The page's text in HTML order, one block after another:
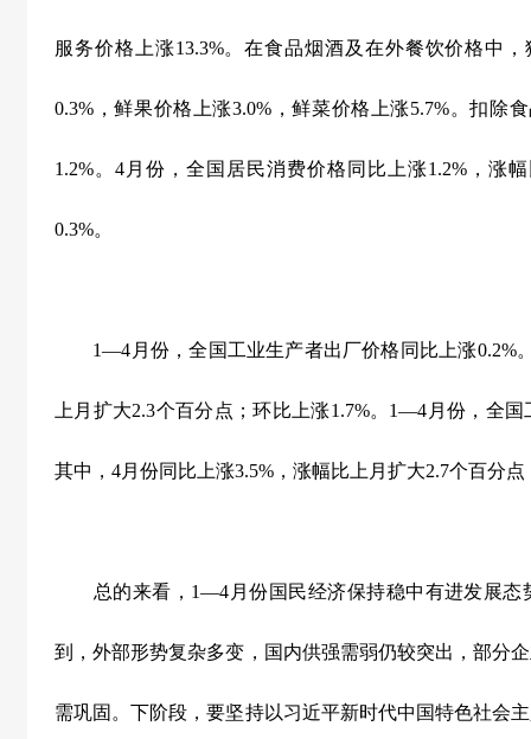
服务价格上涨13.3%。在食品烟酒及在外餐饮价格中，
0.3% ，鲜果价格上涨3.0% ，鲜菜价格上涨5.7%。扣除
1.2%。 4 月份，全国居民消费价格同比上涨1.2% ，涨
0.3%。
1—4 月份，全国工业生产者出厂价格同比上涨0.2%
上月扩大2.3个百分点；环比上涨1.7%。 1—4 月份，全
其中， 4月份同比上涨3.5% ，涨幅比上月扩大2.7个百分点
总的来看， 1—4 月份国民经济保持稳中有进发展
到，外部形势复杂多变，国内供强需弱仍较突出，部分
需巩固。下阶段，要坚持以习近平新时代中国特色社会